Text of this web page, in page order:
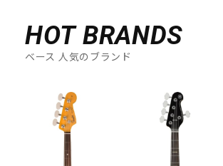
HOT BRANDS
ベース 人気のブランド